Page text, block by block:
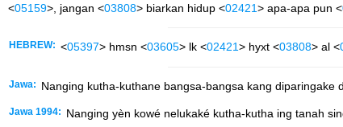
<05159>, jangan <03808> biarkan hidup <02421> apa-apa pun <
HEBREW: <05397> hmsn <03605> lk <02421> hyxt <03808> al <
Jawa: Nanging kutha-kuthane bangsa-bangsa kang diparingake
Jawa 1994: Nanging yèn kowé nelukaké kutha-kutha ing tanah